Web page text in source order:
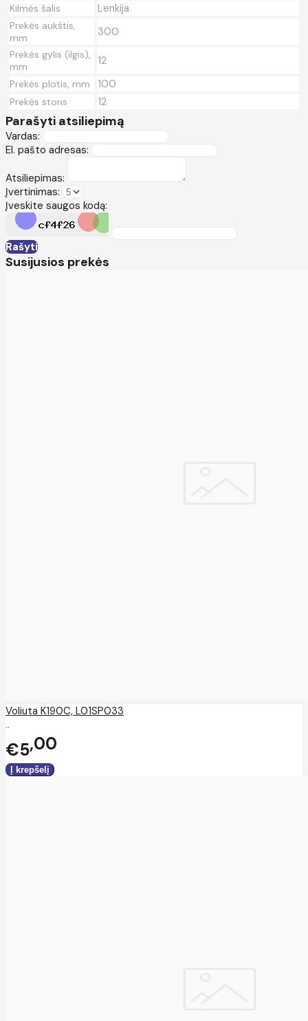
Kilmės šalis
Lenkija
Prekės aukštis,
mm
300
Prekės gylis (ilgis),
mm
12
Prekės plotis, mm 100
Prekės storis 12
Parašyti atsiliepimą
Vardas:
El. pašto adresas:
Atsiliepimas:
Įvertinimas:
Įveskite saugos kodą:
Rašyti
Susijusios prekės
Voliuta K190C, L01SP033
..
€5 00